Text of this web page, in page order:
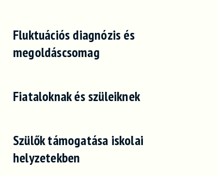
Fluktuációs diagnózis és
megoldáscsomag
Fiataloknak és szüleiknek
Szülők támogatása iskolai
helyzetekben